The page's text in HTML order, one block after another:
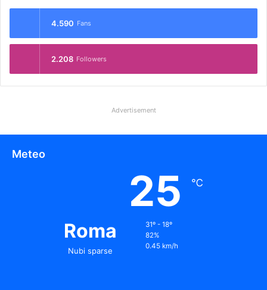
4.590 Fans
2.208 Followers
Advertisement
Meteo
Roma
Nubi sparse
25 ℃
31º - 18º
82%
0.45 km/h